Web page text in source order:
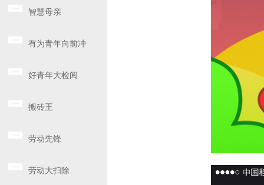
智慧母亲
有为青年向前冲
好青年大检阅
搬砖王
劳动先锋
劳动大扫除